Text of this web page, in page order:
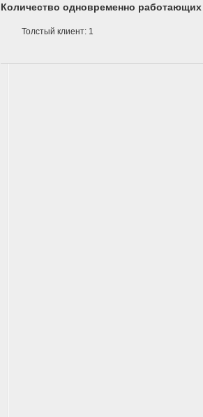
Количество одновременно работающих
Толстый клиент: 1